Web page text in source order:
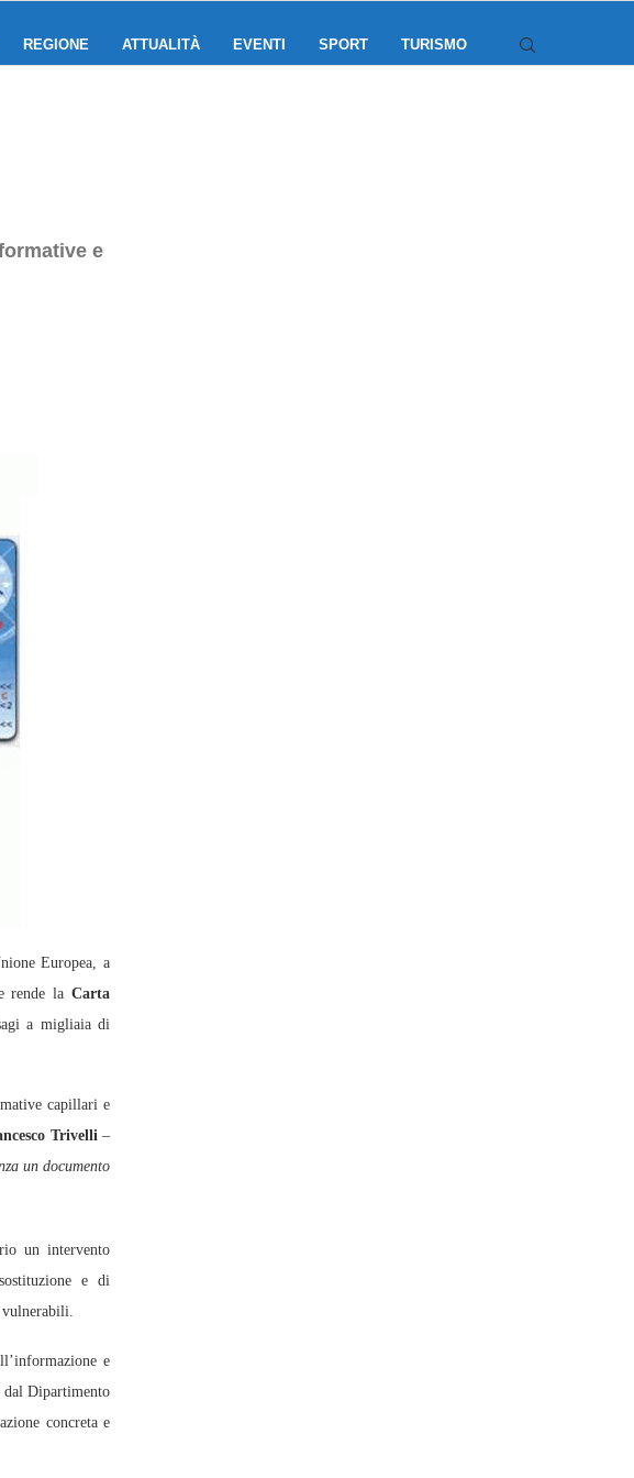
REGIONE ATTUALITÀ EVENTI SPORT TURISMO
e
Europea, a
rende laCarta
a migliaia di
capillari e
Trivelli–
un documento
un intervento
e di
vulnerabili.
e
dal Dipartimento
concreta e